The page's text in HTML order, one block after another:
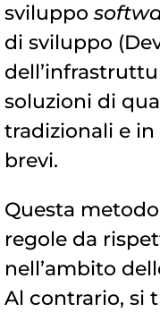
sviluppo
di sviluppo
soluzioni di
tradizionali e in
brevi.
Questa
regole da
nell’ambito
Al contrario, si